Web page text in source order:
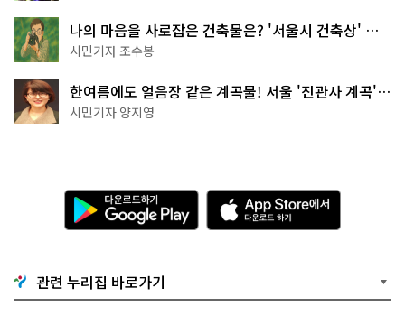
나의 마음을 사로잡은 건축물은? '서울시 건축상' 수
상작 공개!
시민기자 조수봉
한여름에도 얼음장 같은 계곡물! 서울 '진관사 계곡'이
천국이네~
시민기자 양지영
다
운
로
기
G
o
A
p
p
e
관련 누리집 바로가기